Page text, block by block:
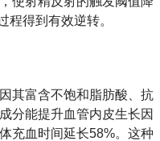
得到有效逆转。
其富含不饱和脂肪酸、抗
分能提升血管内皮生长因
充血时间延长58%。这种